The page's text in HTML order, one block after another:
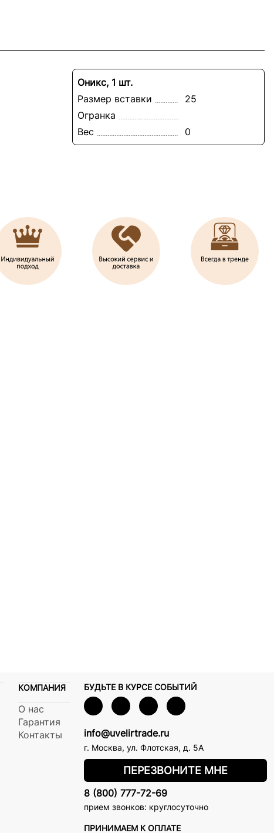
Оникс, 1 шт.
Размер вставки
25
Огранка
Вес
0
КОМПАНИЯ
О нас
Гарантия
Контакты
БУДЬТЕ В КУРСЕ СОБЫТИЙ
info@uvelirtrade.ru
г. Москва, ул. Флотская, д. 5А
ПЕРЕЗВОНИТЕ МНЕ
8 (800) 777-72-69
прием звонков: круглосуточно
ПРИНИМАЕМ К ОПЛАТЕ